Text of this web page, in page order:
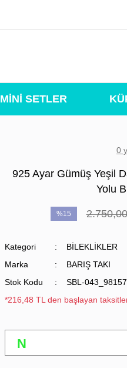
MİNİ SETLER
0
925 Ayar Gümüş Yeşil
Yolu
%15
Kategori
BİLEKLİKLER
Marka
BARIŞ TAKI
Stok Kodu
SBL-043_98157
*216,48 TL den başlayan